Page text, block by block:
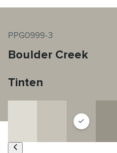
PPG0999-3
Boulder Creek
Tinten